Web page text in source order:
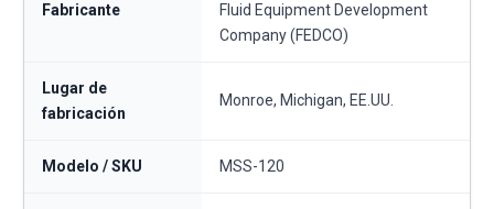
Fabricante
Fluid Equipment Development
Company (FEDCO)
Lugar de
fabricación
Monroe, Michigan, EE.UU.
Modelo / SKU MSS-120